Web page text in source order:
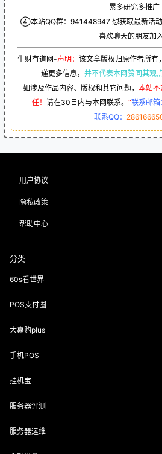
累多研究多推广
④本站QQ群： 941448947 想获取最新活
喜欢聊天的朋友加入
生财有道网-声明： 该文章版权归原作者所有
递更多信息， 并不代表本网赞同其观
如涉及作品内容、版权和其它问题， 本站不
任！ 请在30日内与本网联系。 “联系邮
联系QQ：
用户协议
隐私政策
帮助中心
分类
60s看世界
POS支付圈
大嘉购plus
手机POS
挂机宝
服务器评测
服务器运维